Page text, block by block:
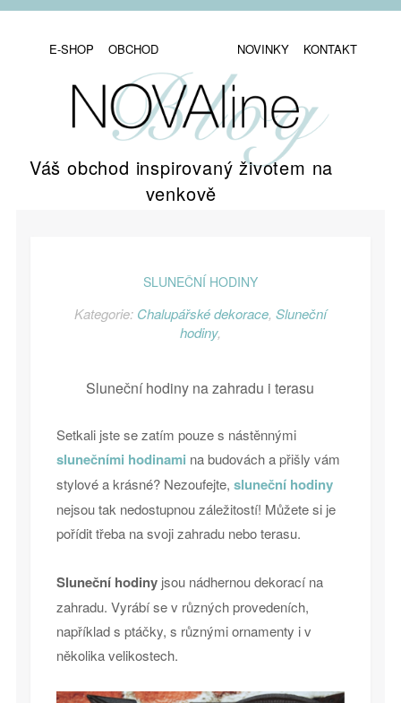
E-SHOP OBCHOD NOVINKY KONTAKT
Váš obchod inspirovaný životem na
venkově
SLUNEČNÍ HODINY
Kategorie: Chalupářské dekorace, Sluneční
hodiny,
Sluneční hodiny na zahradu i terasu
Setkali jste se zatím pouze s nástěnnými
slunečními hodinami na budovách a přišly vám
stylové a krásné? Nezoufejte, sluneční hodiny
nejsou tak nedostupnou záležitostí! Můžete si je
pořídit třeba na svoji zahradu nebo terasu.
Sluneční hodinyjsou nádhernou dekorací na
zahradu. Vyrábí se v různých provedeních,
například s ptáčky, s různými ornamenty i v
několika velikostech.